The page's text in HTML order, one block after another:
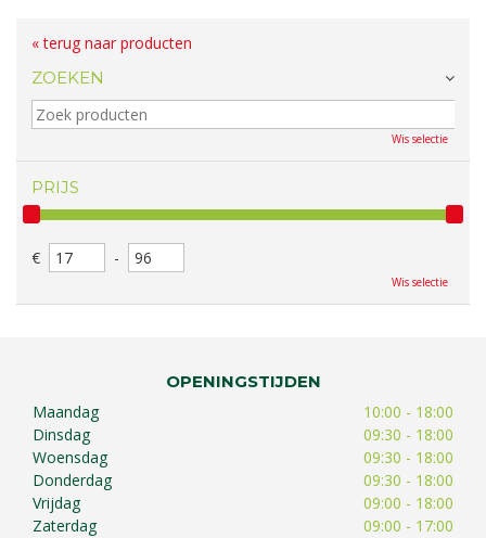
« terug naar producten
ZOEKEN
Wis selectie
PRIJS
€ -
Wis selectie
OPENINGSTIJDEN
Maandag
10:00 - 18:00
Dinsdag
09:30 - 18:00
Woensdag
09:30 - 18:00
Donderdag
09:30 - 18:00
Vrijdag
09:00 - 18:00
Zaterdag
09:00 - 17:00